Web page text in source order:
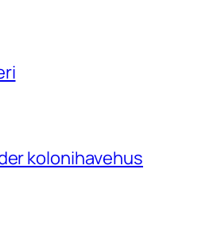
kolonihavehus